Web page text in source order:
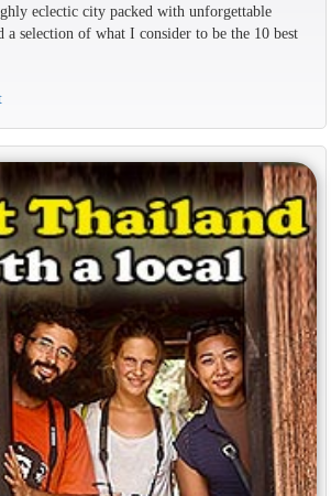
eclectic city packed with unforgettable
a selection of what I consider to be the 10 best